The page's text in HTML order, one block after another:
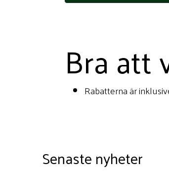
Bra att
Rabatterna är
Senaste nyheter